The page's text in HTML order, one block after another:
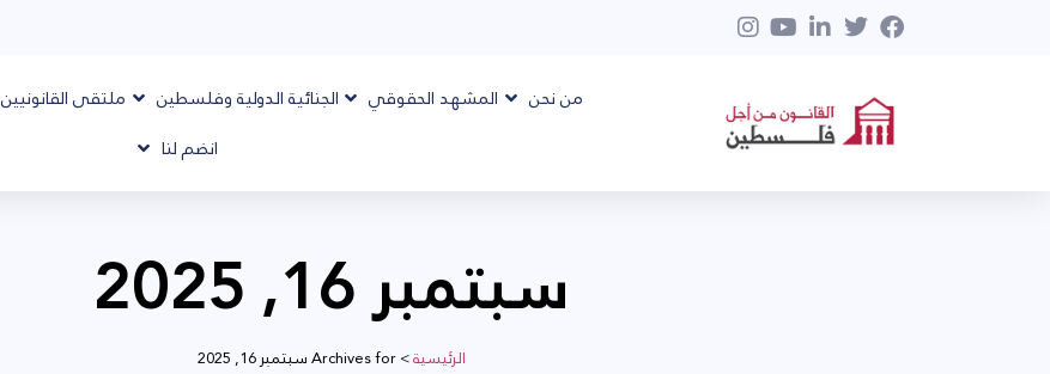
من نحن المشهد الحقوقي الجنائية الدولية وفلسطين ملتقى القانونيين
انضم لنا
سبتمبر 16, 2025
الرئيسية>Archives for سبتمبر 16, 2025